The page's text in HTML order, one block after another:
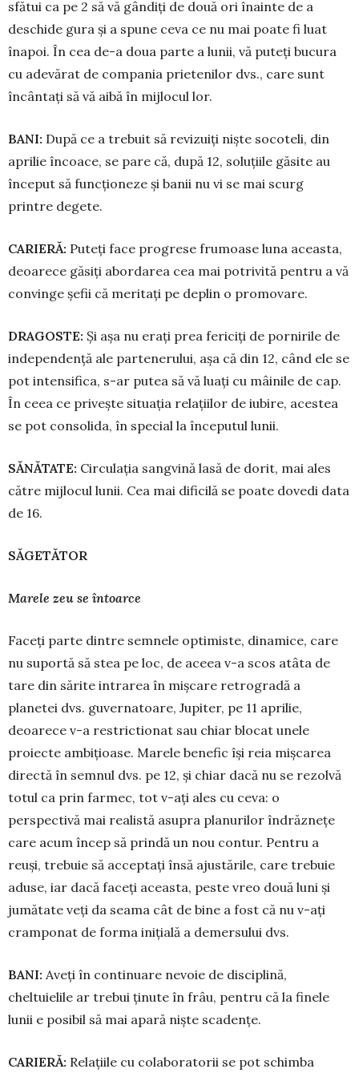
sfătui ca pe 2 să vă gândiți de două ori înainte de a
deschide gura și a spune ce­va ce nu mai poate fi luat
înapoi. În cea de-a doua parte a lunii, vă puteți bucura
cu adevărat de compania prietenilor dvs., care sunt
încântați să vă aibă în mijlocul lor.
BANI: După ce a trebuit să revizuiți niște socoteli, din
aprilie încoace, se pare că, după 12, soluțiile găsite au
început să funcționeze și banii nu vi se mai scurg
printre degete.
CARIERĂ: Puteți face progrese frumoase luna aceasta,
deoarece găsiți abordarea cea mai potrivită pentru a vă
convinge șefii că meritați pe deplin o promovare.
DRAGOSTE: Și așa nu erați prea fe­riciți de pornirile de
in­dependență ale partenerului, așa că din 12, când ele se
pot intensifica, s-ar putea să vă luați cu mâinile de cap.
În ceea ce privește si­tua­ția relațiilor de iubire, acestea
se pot conso­lida, în special la începutul lunii.
SĂNĂTATE: Circulația sangvină lasă de dorit, mai ales
către mijlocul lunii. Cea mai dificilă se poate dovedi data
de 16.
SĂGETĂTOR
Marele zeu se întoarce
Faceți parte dintre sem­nele optimiste, dina­mi­ce, care
nu suportă să stea pe loc, de aceea v-a scos atâta de
tare din sărite intrarea în mișcare retrogradă a
planetei dvs. guvernatoare, Jupiter, pe 11 aprilie,
deoarece v-a restrictionat sau chiar blocat unele
proiecte ambițioase. Marele benefic își reia mișcarea
directă în semnul dvs. pe 12, și chiar dacă nu se rezolvă
totul ca prin farmec, tot v-ați ales cu ceva: o
perspectivă mai realistă asu­pra planurilor îndrăznețe
care acum încep să prin­dă un nou contur. Pentru a
reuși, trebuie să ac­ceptați însă ajustările, care trebuie
aduse, iar dacă faceți aceasta, peste vreo două luni și
jumătate veți da seama cât de bine a fost că nu v-ați
cram­ponat de forma inițială a demersului dvs.
BANI: Aveți în continuare nevoie de dis­ciplină,
cheltuielile ar trebui ținute în frâu, pentru că la finele
lunii e posibil să mai apa­ră niște scadențe.
CARIERĂ: Relațiile cu colaboratorii se pot schimba